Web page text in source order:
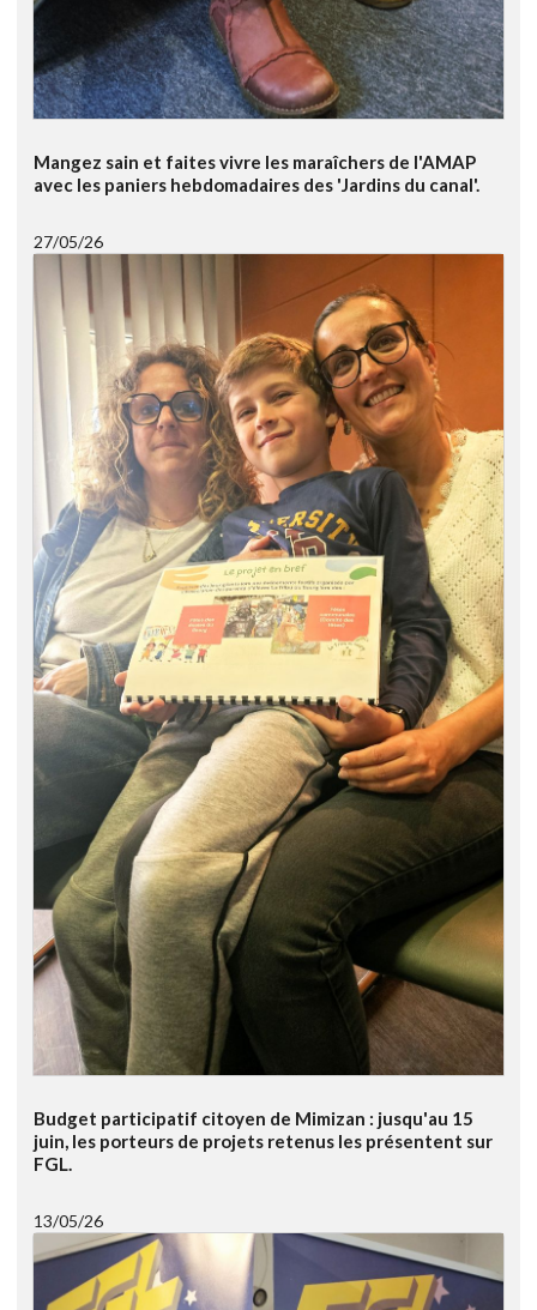
Mangez sain et faites vivre les maraîchers de l'AMAP
avec les paniers hebdomadaires des 'Jardins du canal'.
27/05/26
Budget participatif citoyen de Mimizan : jusqu'au 15
juin, les porteurs de projets retenus les présentent sur
FGL.
13/05/26